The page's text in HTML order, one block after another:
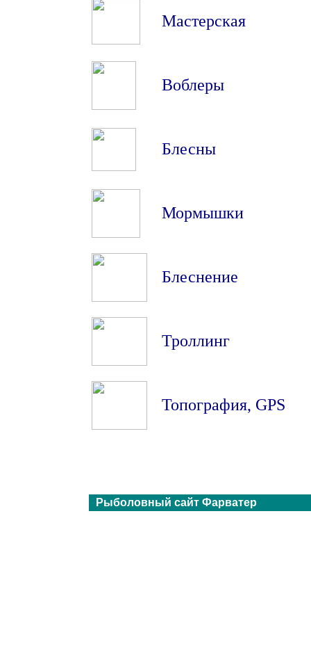
Мастерская
Воблеры
Блесны
Мормышки
Блеснение
Троллинг
Топография, GPS
Рыболовный сайт Фарватер